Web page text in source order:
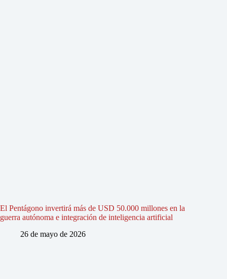
El Pentágono invertirá más de USD 50.000 millones en la
guerra autónoma e integración de inteligencia artificial
26 de mayo de 2026